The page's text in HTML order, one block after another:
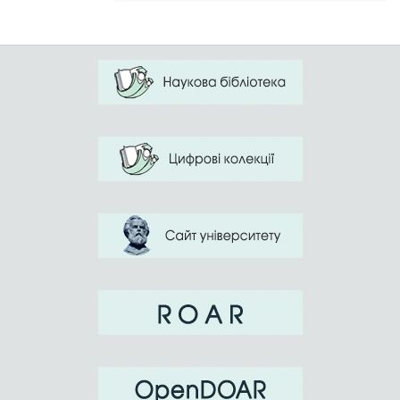
and occupation, the realization of self-
expression, self-affirmation and self-
esteem.